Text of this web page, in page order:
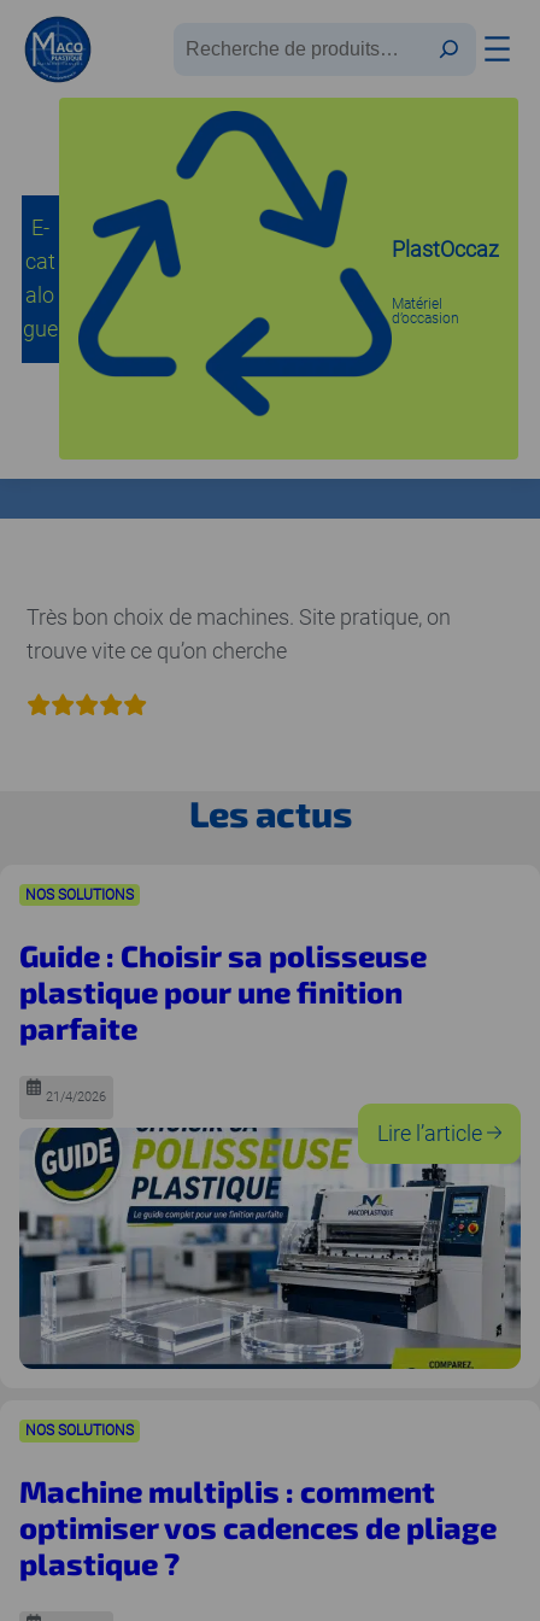
Recherche
E-
cat
alo
gue
PlastOccaz
Matériel
d’occasion
Parfait pour les pros
Très bon choix de machines. Site pratique, on
trouve vite ce qu’on cherche
Les actus
NOS SOLUTIONS
Guide : Choisir sa polisseuse
plastique pour une finition
parfaite
21/4/2026
Lire l’article
:
sa
NOS SOLUTIONS
Machine multiplis : comment
optimiser vos cadences de pliage
plastique ?